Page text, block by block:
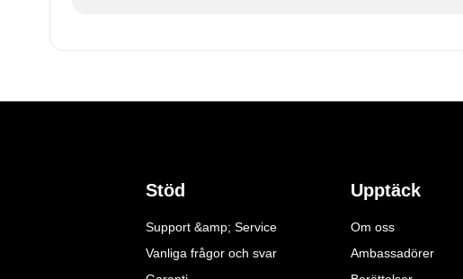
Stöd
Support &amp; Service
Vanliga frågor och svar
Upptäck
Om oss
Ambassadörer